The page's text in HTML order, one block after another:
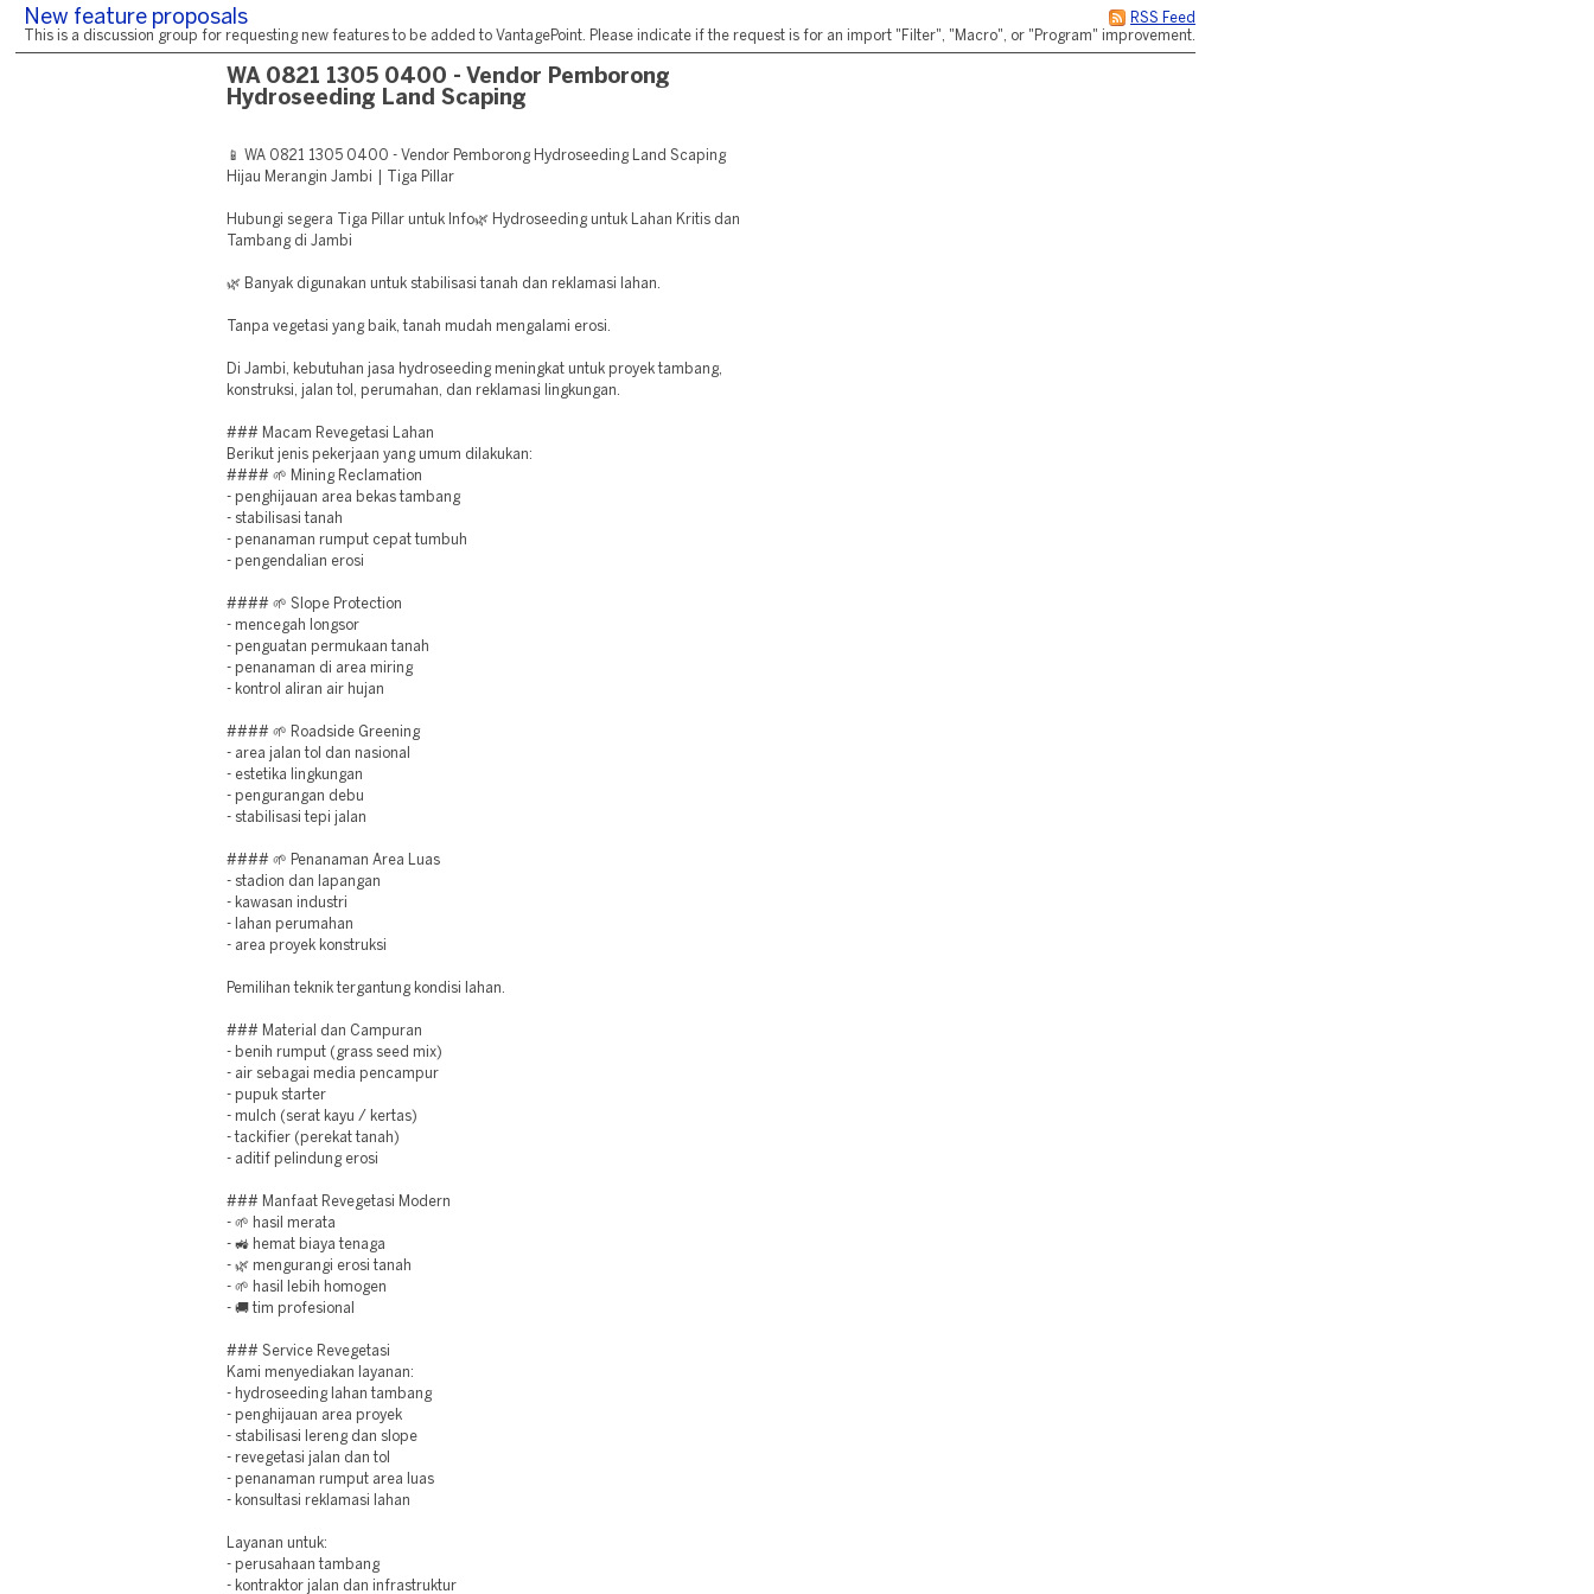
RSS Feed
New feature proposals
This is a discussion group for requesting new features to be added to VantagePoint. Please indicate if the request is for an import "Filter", "Macro", or "Program" improvement.
WA 0821 1305 0400 - Vendor Pemborong
Hydroseeding Land Scaping
📱 WA 0821 1305 0400 - Vendor Pemborong Hydroseeding Land Scaping
Hijau Merangin Jambi | Tiga Pillar
Hubungi segera Tiga Pillar untuk Info🌿 Hydroseeding untuk Lahan Kritis dan
Tambang di Jambi
🌿 Banyak digunakan untuk stabilisasi tanah dan reklamasi lahan.
Tanpa vegetasi yang baik, tanah mudah mengalami erosi.
Di Jambi, kebutuhan jasa hydroseeding meningkat untuk proyek tambang,
konstruksi, jalan tol, perumahan, dan reklamasi lingkungan.
### Macam Revegetasi Lahan
Berikut jenis pekerjaan yang umum dilakukan:
#### 🌱 Mining Reclamation
- penghijauan area bekas tambang
- stabilisasi tanah
- penanaman rumput cepat tumbuh
- pengendalian erosi
#### 🌱 Slope Protection
- mencegah longsor
- penguatan permukaan tanah
- penanaman di area miring
- kontrol aliran air hujan
#### 🌱 Roadside Greening
- area jalan tol dan nasional
- estetika lingkungan
- pengurangan debu
- stabilisasi tepi jalan
#### 🌱 Penanaman Area Luas
- stadion dan lapangan
- kawasan industri
- lahan perumahan
- area proyek konstruksi
Pemilihan teknik tergantung kondisi lahan.
### Material dan Campuran
- benih rumput (grass seed mix)
- air sebagai media pencampur
- pupuk starter
- mulch (serat kayu / kertas)
- tackifier (perekat tanah)
- aditif pelindung erosi
### Manfaat Revegetasi Modern
- 🌱 hasil merata
- 🚜 hemat biaya tenaga
- 🌿 mengurangi erosi tanah
- 🌱 hasil lebih homogen
- 🚚 tim profesional
### Service Revegetasi
Kami menyediakan layanan:
- hydroseeding lahan tambang
- penghijauan area proyek
- stabilisasi lereng dan slope
- revegetasi jalan dan tol
- penanaman rumput area luas
- konsultasi reklamasi lahan
Layanan untuk:
- perusahaan tambang
- kontraktor jalan dan infrastruktur